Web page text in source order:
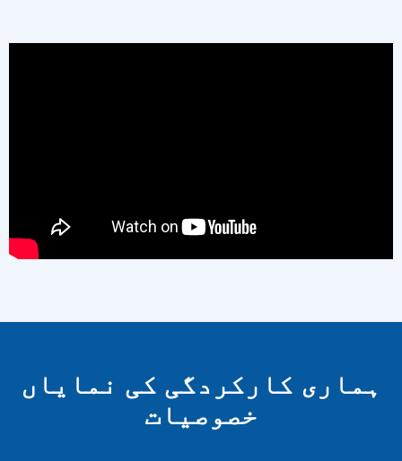
ہماری کارکردگی کی نمایاں
خصوصیات